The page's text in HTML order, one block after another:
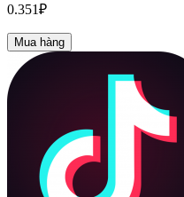
0.351₽
Mua hàng